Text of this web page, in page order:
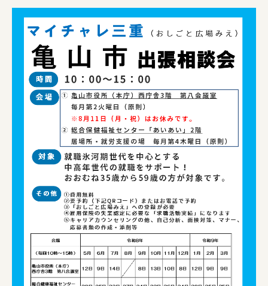
利用案内
みえで働く先輩ちょこっとインタビュー
三重の就職関連MOVIE
お問い合わせ
個人情報保護方針
みえの就職情報関連サイト
美し国みえ 移住ポータルサイト